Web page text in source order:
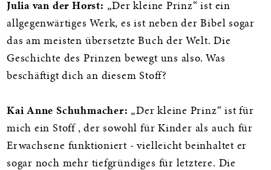
Julia van der Horst: „Der kleine Prinz“ ist ein
allgegenwärtiges Werk, es ist neben der Bibel sogar
das am meisten übersetzte Buch der Welt. Die
Geschichte des Prinzen bewegt uns also. Was
beschäftigt dich an diesem Stoff?
Kai Anne Schuhmacher: „Der kleine Prinz“ ist für
mich ein Stoff , der sowohl für Kinder als auch für
Erwachsene funktioniert - vielleicht beinhaltet er
sogar noch mehr tiefgründiges für letztere. Die